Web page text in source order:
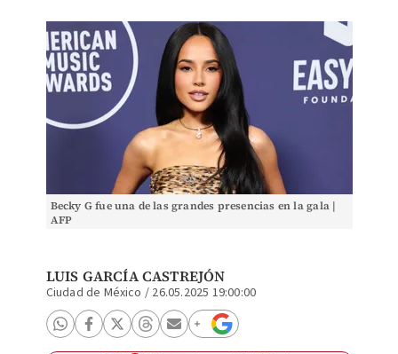
Becky G fue una de las grandes presencias en la gala |
AFP
LUIS GARCÍA CASTREJÓN
Ciudad de México / 26.05.2025 19:00:00